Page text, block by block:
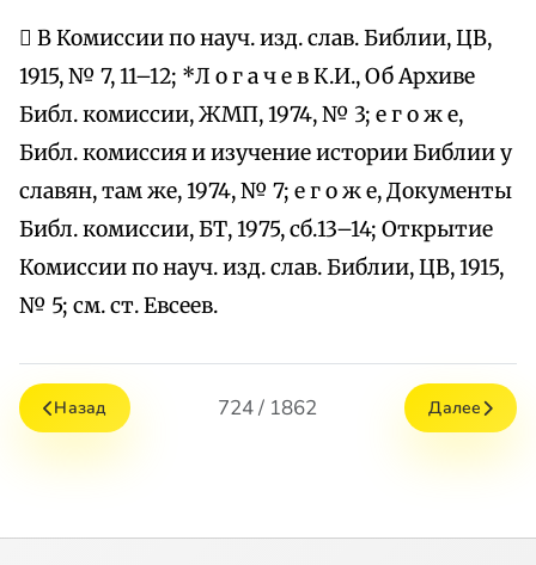
 В Комиссии по науч. изд. слав. Библии, ЦВ,
1915, № 7, 11–12; *Л о г а ч е в К.И., Об Архиве
Библ. комиссии, ЖМП, 1974, № 3; е г о ж е,
Библ. комиссия и изучение истории Библии у
славян, там же, 1974, № 7; е г о ж е, Документы
Библ. комиссии, БТ, 1975, сб.13–14; Открытие
Комиссии по науч. изд. слав. Библии, ЦВ, 1915,
№ 5; см. ст. Евсеев.
Назад 724 / 1862 Далее